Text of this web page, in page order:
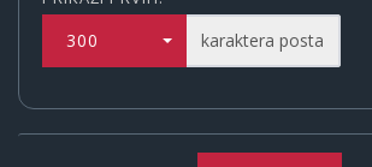
300 karaktera posta